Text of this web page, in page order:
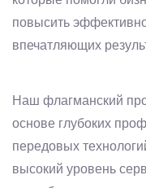
повысить
впечатляющих
Наш флагманский
основе глубоких
передовых
высокий уровень